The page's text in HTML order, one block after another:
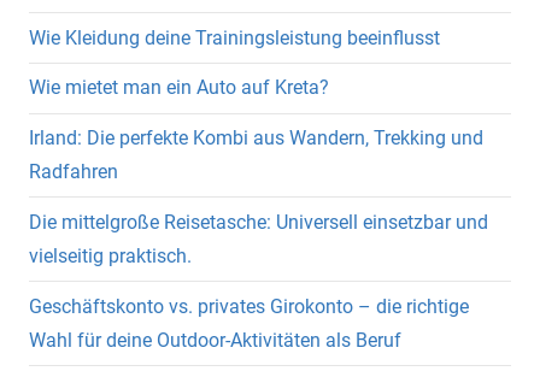
Wie Kleidung deine Trainingsleistung beeinflusst
Wie mietet man ein Auto auf Kreta?
Irland: Die perfekte Kombi aus Wandern, Trekking und
Radfahren
Die mittelgroße Reisetasche: Universell einsetzbar und
vielseitig praktisch.
Geschäftskonto vs. privates Girokonto – die richtige
Wahl für deine Outdoor-Aktivitäten als Beruf